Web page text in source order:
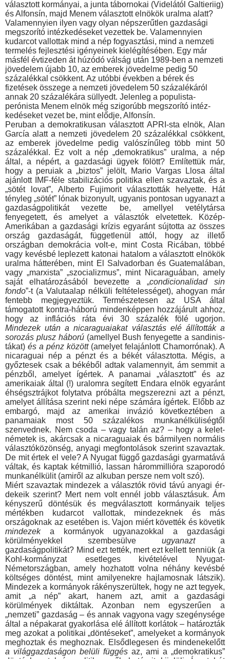
választott kormányai, a junta tábornokai (Videlától Galtieriig)
és Alfonsín, majd Menem választott elnökök uralma alatt?
Valamennyien ilyen vagy olyan népszerűtlen gazdasági
meg­szorító intézkedéseket vezettek be. Valamennyien
kudarcot val­lottak mind a nép fogyasztási, mind a nemzeti
termelés fejlesz­tési igényeinek kielégítésében. Egy már
másfél évtizeden át hú­zódó válság után 1989-ben a nemzeti
jövedelem újabb 10, az emberek jövedelme pedig 50
százalékkal csökkent. Az utóbbi években a bérek és
fizetések összege a nemzeti jövedelem 50 százalékáról
annak 20 százalékára süllyedt. Jelenleg a populista-
perónista Menem elnök még szigorúbb megszorító intéz­
kedéseket vezet be, mint elődje, Alfonsín.
Peruban a demokratikusan választott APRI-sta elnök, Alan
García alatt a nemzeti jövedelem 20 százalékkal csökkent,
az emberek jövedelme pedig valószínűleg több mint 50
százalék­kal. Ez volt a nép „demokratikus” uralma, a nép
által, a népért, a gazdasági ügyek fölött? Említettük már,
hogy a peruiak a „biz­tos” jelölt, Mario Vargas Llosa által
ajánlott IMF-féle stabilizációs politika ellen szavaztak, és a
„sötét lovat”, Alberto Fujimorit vá­lasztották helyette. Hát
tényleg „sötét” lónak bizonyult, ugyanis pontosan ugyanazt a
gazdaságpolitikát vezette be, amellyel ve­télytársa
fenyegetett, és amelyet a választók elvetettek. Közép-
Amerikában a gazdasági krízis egyaránt sújtotta az összes
or­szág gazdaságát, függetlenül attól, hogy az illető
országban de­mokrácia volt-e, mint Costa Ricában, többé
vagy kevésbé lep­lezett katonai hatalom a választott elnökök
uralma hátterében, mint El Salvadorban és Guatemalában,
vagy „marxista” „szo­cializmus”, mint Nicaraguában, amely
saját elhatározásából be­vezette a „condicionalidad sin
fondo”-t (a Valutaalap nélküli fel­tételességet), ahogyan már
fentebb megjegyeztük. Termé­szetesen az USA által
támogatott kontra-háború mindenképpen hozzájárult ahhoz,
hogy az inflációs ráta évi 30 százalék fölé ugorjon.
Mindezek után a nicaraguaiakat választás elé állították a
sorozás plusz háború (amellyel Bush fenyegette a sandinis­
tákat) és a pénz között(amelyet felajánlott Chamorrónak). A
nicaraguai nép a pénzt és a békét választotta. Mégis, a
győz­tesek csak a békéből adtak valamennyit, ám semmit a
pénzből, amelyet ígértek. A panamai „választott” és az
amerikaiak által (!) uralomra segített Endara elnök egyaránt
éhségsztrájkot foly­tatva próbálta megszerezni azt a pénzt,
amelyet állítása szerint neki népe számára ígértek. Előbb az
embargó, majd az ame­rikai invázió következtében a
panamaiak most 50 százalékos munkanélküliségtől
szenvednek. Nem csoda – vagy talán az? – hogy a kelet-
németek is, akárcsak a nicaraguaiak és bármi­lyen normális
választóközönség, anyagi megfontolások szerint szavaztak.
De mit értek el vele? A Nyugat függő gazdasági gyar­matává
váltak, és kaptak kétmillió, lassan hárommillióra szapo­rodó
munkanélkülit (amiről az alkuban persze nem volt szó).
Miért szavaztak mindezek a választók rövid távú anyagi ér­
dekeik szerint? Mert nem volt ennél jobb választásuk. Ám
kény­szerű döntésük és megválasztott kormányaik teljes
mértékben kudarcot vallottak, mindezeknek és más
országoknak az esetében is. Vajon miért követték és követik
mindezeka kormányok ugyan­azokkal a gazdasági
körülményekkel szembesülve ugyanazta
gazdaságpolitikát? Mind ezt tették, mert ezt kellett tenniük (a
Kohl-kormányzat esetleges kivételével Nyugat-
Németországban, amely hozhatott volna néhány kevésbé
költséges döntést, mint amilyenekre hajlamosnak látszik).
Mindezek a kormányok rá­kényszerültek, hogy ne azt tegyek,
amit „a nép” akart, hanem azt, amit a gazdasági
körülmények diktáltak. Azonban nem egy­szerűen a
„nemzeti” gazdaság – és annak vagyona vagy sze­génysége
által a népakarat gyakorlása elé állított korlátok – ha­tározták
meg azokat a politikai „döntéseket”, amelyeket a kor­mányok
meghoztak és meghoznak. Elsődlegesen és mindenekelőtt
a világgazdaságon belüli függés az, ami a „demokratikus”